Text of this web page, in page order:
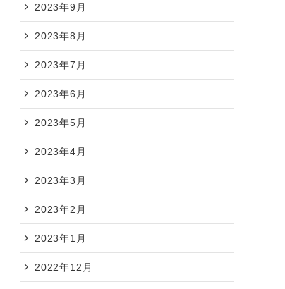
2023年9月
2023年8月
2023年7月
2023年6月
2023年5月
2023年4月
2023年3月
2023年2月
2023年1月
2022年12月